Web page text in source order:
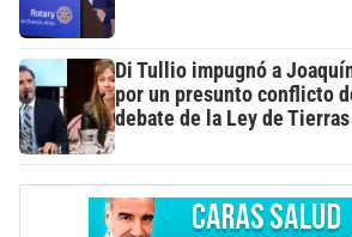
Di Tullio impugnó a
por un presunto conflicto
debate de la Ley de Tierras